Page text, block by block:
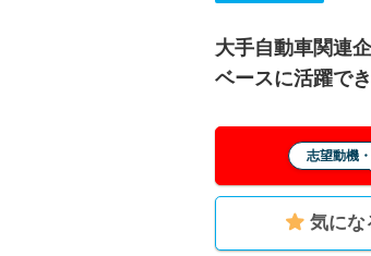
大手自動車関連
ベースに活躍で
志望動機
気にな